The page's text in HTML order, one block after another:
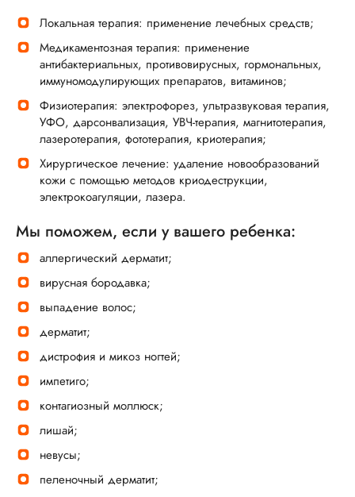
Локальная терапия: применение лечебных средств;
Медикаментозная терапия: применение
антибактериальных, противовирусных, гормональных,
иммуномодулирующих препаратов, витаминов;
Физиотерапия: электрофорез, ультразвуковая терапия,
УФО, дарсонвализация, УВЧ-терапия, магнитотерапия,
лазеротерапия, фототерапия, криотерапия;
Хирургическое лечение: удаление новообразований
кожи с помощью методов криодеструкции,
электрокоагуляции, лазера.
Мы поможем, если у вашего ребенка:
аллергический дерматит;
вирусная бородавка;
выпадение волос;
дерматит;
дистрофия и микоз ногтей;
импетиго;
контагиозный моллюск;
лишай;
невусы;
пеленочный дерматит;